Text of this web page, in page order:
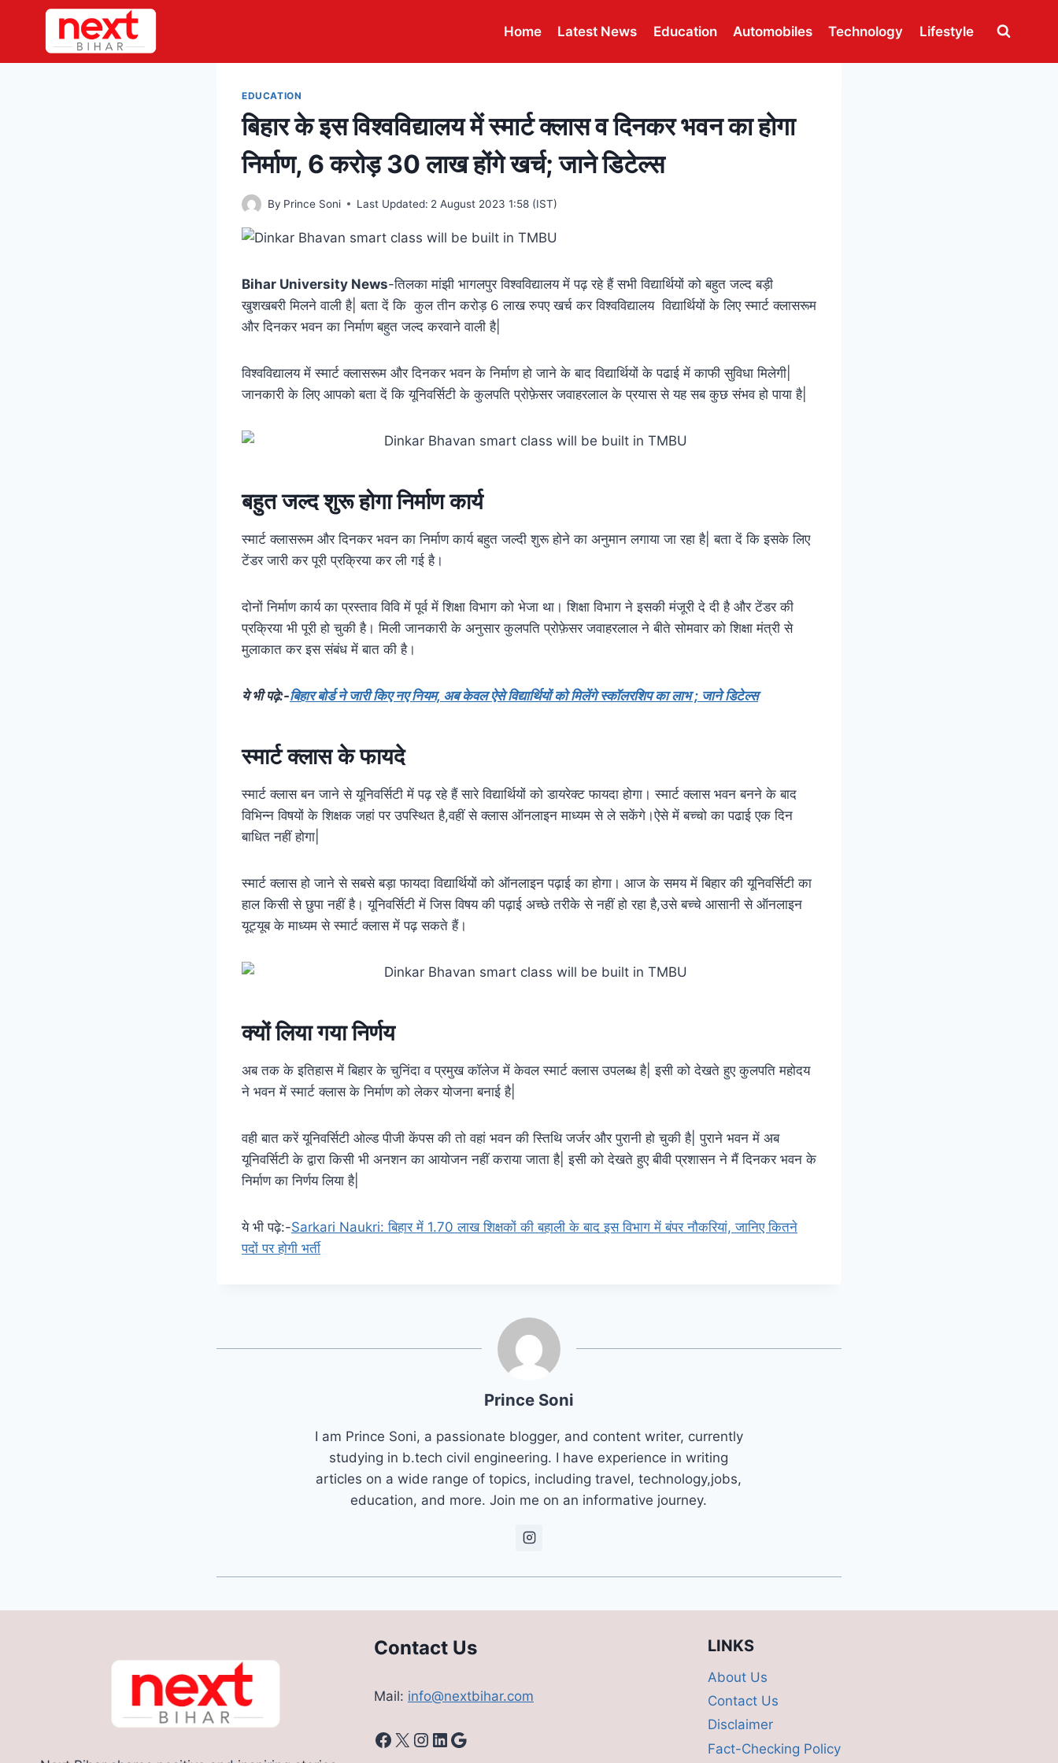
content
Home Latest News Education Automobiles Technology Lifestyle
EDUCATION
बिहार के इस विश्वविद्यालय में स्मार्ट क्लास व दिनकर भवन का होगा
निर्माण, 6 करोड़ 30 लाख होंगे खर्च; जाने डिटेल्स
By Prince Soni Last Updated: 2 August 2023 1:58 (IST)
Bihar University News-तिलका मांझी भागलपुर विश्वविद्यालय में पढ़ रहे हैं सभी विद्यार्थियों को बहुत जल्द बड़ी
खुशखबरी मिलने वाली है| बता दें कि कुल तीन करोड़ 6 लाख रुपए खर्च कर विश्वविद्यालय विद्यार्थियों के लिए स्मार्ट क्लासरूम
और दिनकर भवन का निर्माण बहुत जल्द करवाने वाली है|
विश्वविद्यालय में स्मार्ट क्लासरूम और दिनकर भवन के निर्माण हो जाने के बाद विद्यार्थियों के पढाई में काफी सुविधा मिलेगी|
जानकारी के लिए आपको बता दें कि यूनिवर्सिटी के कुलपति प्रोफ़ेसर जवाहरलाल के प्रयास से यह सब कुछ संभव हो पाया है|
बहुत जल्द शुरू होगा निर्माण कार्य
स्मार्ट क्लासरूम और दिनकर भवन का निर्माण कार्य बहुत जल्दी शुरू होने का अनुमान लगाया जा रहा है| बता दें कि इसके लिए
टेंडर जारी कर पूरी प्रक्रिया कर ली गई है।
दोनों निर्माण कार्य का प्रस्ताव विवि में पूर्व में शिक्षा विभाग को भेजा था। शिक्षा विभाग ने इसकी मंजूरी दे दी है और टेंडर की
प्रक्रिया भी पूरी हो चुकी है। मिली जानकारी के अनुसार कुलपति प्रोफ़ेसर जवाहरलाल ने बीते सोमवार को शिक्षा मंत्री से
मुलाकात कर इस संबंध में बात की है।
ये भी पढ़े:-बिहार बोर्ड ने जारी किए नए नियम, अब केवल ऐसे विद्यार्थियों को मिलेंगे स्कॉलरशिप का लाभ ; जाने डिटेल्स
स्मार्ट क्लास के फायदे
स्मार्ट क्लास बन जाने से यूनिवर्सिटी में पढ़ रहे हैं सारे विद्यार्थियों को डायरेक्ट फायदा होगा। स्मार्ट क्लास भवन बनने के बाद
विभिन्न विषयों के शिक्षक जहां पर उपस्थित है,वहीं से क्लास ऑनलाइन माध्यम से ले सकेंगे।ऐसे में बच्चो का पढाई एक दिन
बाधित नहीं होगा|
स्मार्ट क्लास हो जाने से सबसे बड़ा फायदा विद्यार्थियों को ऑनलाइन पढ़ाई का होगा। आज के समय में बिहार की यूनिवर्सिटी का
हाल किसी से छुपा नहीं है। यूनिवर्सिटी में जिस विषय की पढ़ाई अच्छे तरीके से नहीं हो रहा है,उसे बच्चे आसानी से ऑनलाइन
यूट्यूब के माध्यम से स्मार्ट क्लास में पढ़ सकते हैं।
क्यों लिया गया निर्णय
अब तक के इतिहास में बिहार के चुनिंदा व प्रमुख कॉलेज में केवल स्मार्ट क्लास उपलब्ध है| इसी को देखते हुए कुलपति महोदय
ने भवन में स्मार्ट क्लास के निर्माण को लेकर योजना बनाई है|
वही बात करें यूनिवर्सिटी ओल्ड पीजी केंपस की तो वहां भवन की स्तिथि जर्जर और पुरानी हो चुकी है| पुराने भवन में अब
यूनिवर्सिटी के द्वारा किसी भी अनशन का आयोजन नहीं कराया जाता है| इसी को देखते हुए बीवी प्रशासन ने मैं दिनकर भवन के
निर्माण का निर्णय लिया है|
ये भी पढ़े:-Sarkari Naukri: बिहार में 1.70 लाख शिक्षकों की बहाली के बाद इस विभाग में बंपर नौकरियां, जानिए कितने
पदों पर होगी भर्ती
Prince Soni
I am Prince Soni, a passionate blogger, and content writer, currently
studying in b.tech civil engineering. I have experience in writing
articles on a wide range of topics, including travel, technology,jobs,
education, and more. Join me on an informative journey.
Contact Us
Mail: info@nextbihar.com
Facebook
X Instagram
LinkedIn
Google
LINKS
About Us
Contact Us
Disclaimer
Fact-Checking Policy